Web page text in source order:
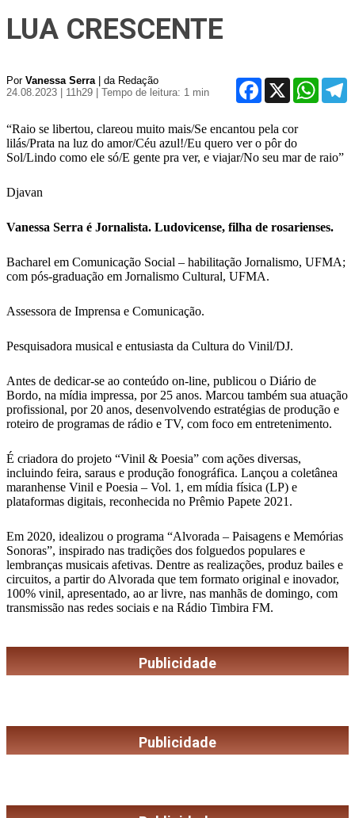
LUA CRESCENTE
Por Vanessa Serra| da Redação
24.08.2023 | 11h29
| Tempo de leitura: 1 min
Facebook
X
“Raio se libertou, clareou muito mais/Se encantou pela cor
lilás/Prata na luz do amor/Céu azul!/Eu quero ver o pôr do
Sol/Lindo como ele só/E gente pra ver, e viajar/No seu mar de raio”
Djavan
Vanessa Serra é Jornalista. Ludovicense, filha de rosarienses.
Bacharel em Comunicação Social – habilitação Jornalismo, UFMA;
com pós-graduação em Jornalismo Cultural, UFMA.
Assessora de Imprensa e Comunicação.
Pesquisadora musical e entusiasta da Cultura do Vinil/DJ.
Antes de dedicar-se ao conteúdo on-line, publicou o Diário de
Bordo, na mídia impressa, por 25 anos. Marcou também sua atuação
profissional, por 20 anos, desenvolvendo estratégias de produção e
roteiro de programas de rádio e TV, com foco em entretenimento.
É criadora do projeto “Vinil & Poesia” com ações diversas,
incluindo feira, saraus e produção fonográfica. Lançou a coletânea
maranhense Vinil e Poesia – Vol. 1, em mídia física (LP) e
plataformas digitais, reconhecida no Prêmio Papete 2021.
Em 2020, idealizou o programa “Alvorada – Paisagens e Memórias
Sonoras”, inspirado nas tradições dos folguedos populares e
lembranças musicais afetivas. Dentre as realizações, produz bailes e
circuitos, a partir do Alvorada que tem formato original e inovador,
100% vinil, apresentado, ao ar livre, nas manhãs de domingo, com
transmissão nas redes sociais e na Rádio Timbira FM.
Publicidade
Publicidade